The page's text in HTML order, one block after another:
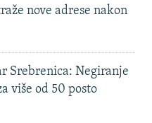
nove adrese nakon
Srebrenica: Negiranje
više od 50 posto